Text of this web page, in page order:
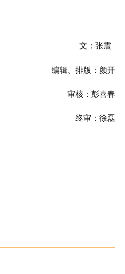
文：张震
编辑、排版：颜开
审核：彭喜春
终审：徐磊